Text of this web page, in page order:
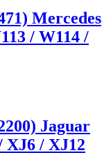
Mercedes
/ W114 /
Jaguar
XJ6 / XJ12